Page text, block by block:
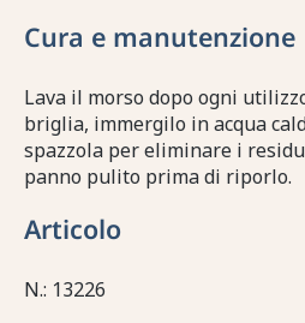
Cura e manutenzione
Lava il morso dopo ogni
briglia, immergilo in acqua
spazzola per eliminare i
panno pulito prima di riporlo.
Articolo
N.: 13226